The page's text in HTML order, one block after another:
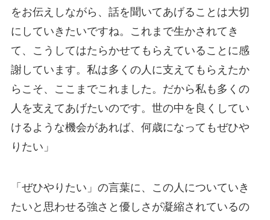
をお伝えしながら、話を聞いてあげることは大切
にしていきたいですね。これまで生かされてき
て、こうしてはたらかせてもらえていることに感
謝しています。私は多くの人に支えてもらえたか
らこそ、ここまでこれました。だから私も多くの
人を支えてあげたいのです。世の中を良くしてい
けるような機会があれば、何歳になってもぜひや
りたい」
「ぜひやりたい」の言葉に、この人についていき
たいと思わせる強さと優しさが凝縮されているの